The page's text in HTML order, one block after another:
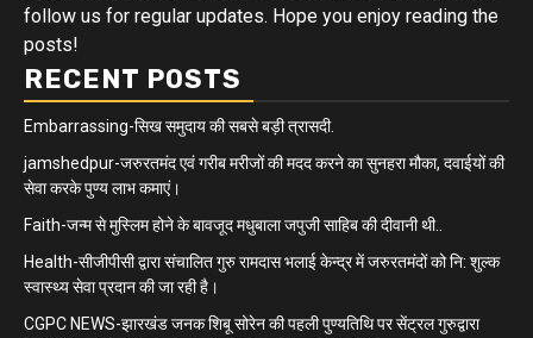
follow us for regular updates. Hope you enjoy reading the
posts!
RECENT POSTS
Embarrassing-सिख समुदाय की सबसे बड़ी त्रासदी.
jamshedpur-जरुरतमंद एवं गरीब मरीजों की मदद करने का सुनहरा मौका, दवाईयों की
सेवा करके पुण्य लाभ कमाएं।
Faith-जन्म से मुस्लिम होने के बावजूद मधुबाला जपुजी साहिब की दीवानी थी..
Health-सीजीपीसी द्वारा संचालित गुरु रामदास भलाई केन्द्र में जरुरतमंदों को नि: शुल्क
स्वास्थ्य सेवा प्रदान की जा रही है।
CGPC NEWS-झारखंड जनक शिबू सोरेन की पहली पुण्यतिथि पर सेंट्रल गुरुद्वारा